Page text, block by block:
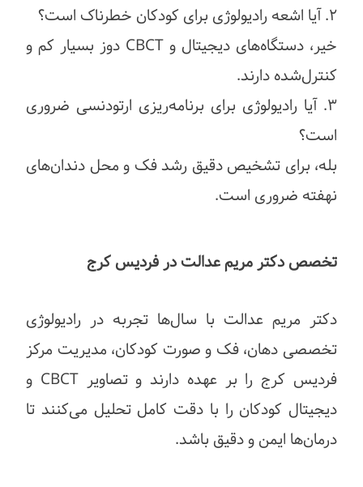
۲. آیا اشعه رادیولوژی برای کودکان خطرناک است؟
خیر، دستگاه‌های دیجیتال و CBCT دوز بسیار کم و
کنترل‌شده دارند.
۳. آیا رادیولوژی برای برنامه‌ریزی ارتودنسی ضروری
است؟
بله، برای تشخیص دقیق رشد فک و محل دندان‌های
نهفته ضروری است.
تخصص دکتر مریم عدالت در فردیس کرج
دکتر مریم عدالت با سال‌ها تجربه در رادیولوژی
تخصصی دهان، فک و صورت کودکان، مدیریت مرکز
فردیس کرج را بر عهده دارند و تصاویر CBCT و
دیجیتال کودکان را با دقت کامل تحلیل می‌کنند تا
درمان‌ها ایمن و دقیق باشد.